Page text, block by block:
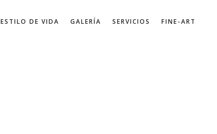
ESTILO DE VIDA GALERÍA SERVICIOS FINE-ART